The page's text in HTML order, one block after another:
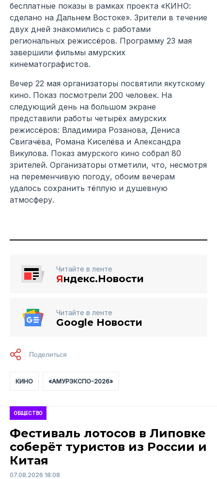
бесплатные показы в рамках проекта «КИНО:
сделано на Дальнем Востоке». Зрители в течение
двух дней знакомились с работами
региональных режиссёров. Программу 23 мая
завершили фильмы амурских
кинематографистов.
Вечер 22 мая организаторы посвятили якутскому
кино. Показ посмотрели 200 человек. На
следующий день на большом экране
представили работы четырёх амурских
режиссёров: Владимира Розанова, Дениса
Свигачёва, Романа Киселёва и Александра
Викулова. Показ амурского кино собрал 80
зрителей. Организаторы отметили, что, несмотря
на переменчивую погоду, обоим вечерам
удалось сохранить тёплую и душевную
атмосферу.
Читайте в ленте
Яндекс.Новости
Читайте в ленте
Google Новости
КИНО «АМУРЭКСПО-2026»
ОБЩЕСТВО
Фестиваль лотосов в Липовке
соберёт туристов из России и
Китая
07.08.2026 18:08